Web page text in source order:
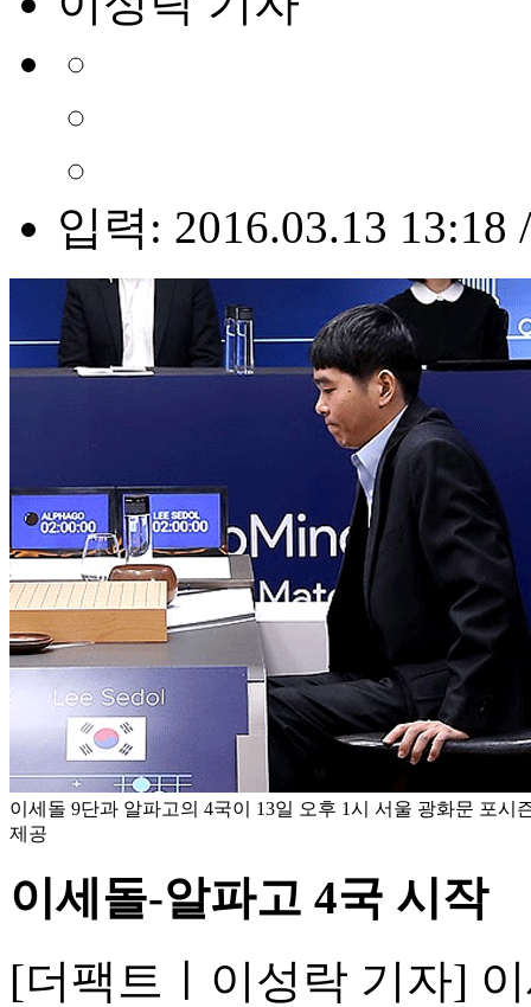
입력: 2016.03.13 13:18
이세돌 9단과 알파고의 4국이 13일 오후 1시 서울 광화문 포시
제공
이세돌-알파고 4국 시작
[더팩트ㅣ이성락 기자]